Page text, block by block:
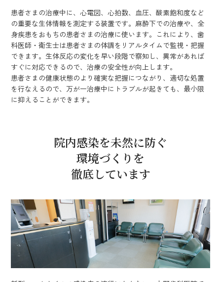
患者さまの治療中に、心電図、心拍数、血圧、酸素飽和度など
の重要な生体情報を測定する装置です。麻酔下での治療や、全
身疾患をおもちの患者さまの治療に使います。これにより、歯
科医師・衛生士は患者さまの体調をリアルタイムで監視・把握
できます。生体反応の変化を早い段階で察知し、異常があれば
すぐに対応できるので、治療の安全性が向上します。
患者さまの健康状態のより確実な把握につながり、適切な処置
を行なえるので、万が一治療中にトラブルが起きても、最小限
に抑えることができます。
院内感染を未然に防ぐ
環境づくりを
徹底しています